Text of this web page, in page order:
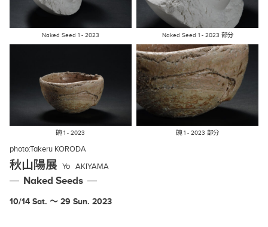
Naked Seed 1 - 2023 Naked Seed 1 - 2023 部分
碗 1 - 2023 碗 1 - 2023 部分
photo:Takeru KORODA
秋山陽展 Yo AKIYAMA
Naked Seeds
10/14 Sat. 〜 29 Sun. 2023